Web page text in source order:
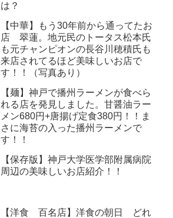
は？
【中華】もう30年前から通ってたお
店 翠蓮。地元民のトータス松本氏
も元チャンピオンの長谷川穂積氏も
来店されてるほど美味しいお店で
す！！（写真あり）
【麺】神戸で播州ラーメンが食べら
れる店を発見しました。甘醤油ラー
メン680円+唐揚げ定食380円！！ま
さに海苔の入った播州ラーメンで
す！！
【保存版】神戸大学医学部附属病院
周辺の美味しいお店紹介！！
【洋食 百名店】洋食の朝日 どれ